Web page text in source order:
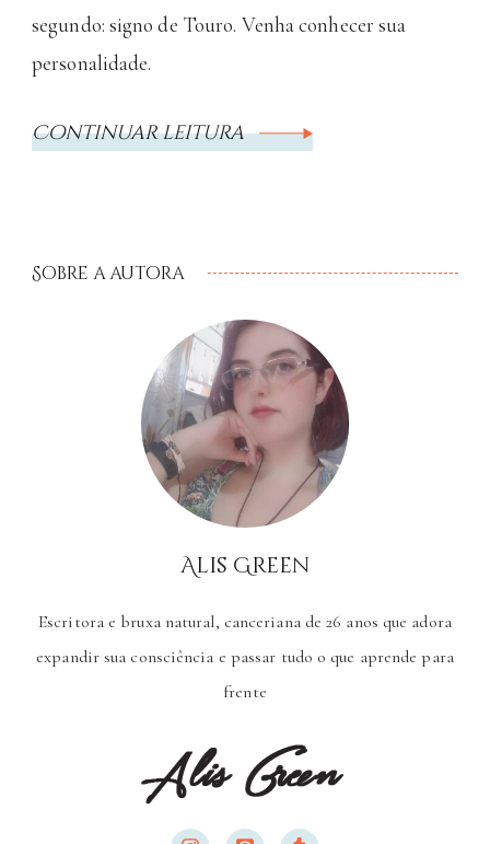
segundo: signo de Touro. Venha conhecer sua
personalidade.
Continuar leitura
Sobre a autora
Alis Green
Escritora e bruxa natural, canceriana de 26 anos que adora
expandir sua consciência e passar tudo o que aprende para
frente